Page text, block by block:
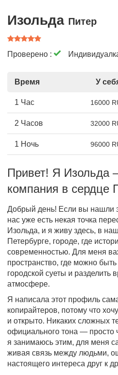
Изольда Питер
Проверено :
Время У
1 Час 16000
2 Часов 32000
1 Ночь 96000
Привет! Я Изольда
компания в сердце
Добрый день! Если вы нашли
нас уже есть некая точка
Изольда, и я живу здесь, в
Петербурге, городе, где
современностью. Для меня
пространство, где можно быть
городской суеты и разделить
атмосфере.
Я написала этот профиль
копирайтеров, потому что
и открыто. Никаких сложных
официального тона — просто
я занимаюсь этим, для меня
живая связь между людьми,
настоящего интереса друг к